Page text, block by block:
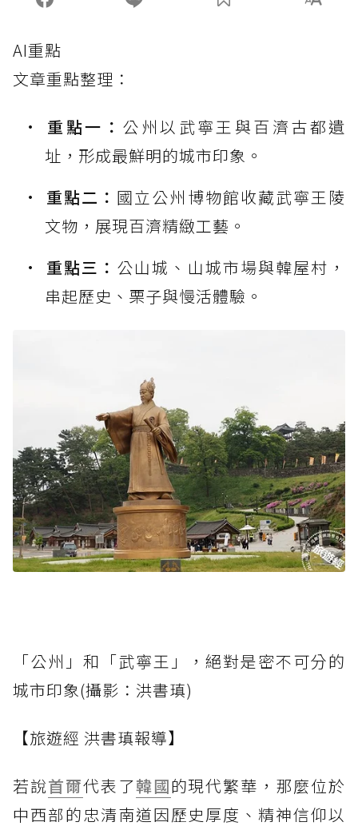
AI重點
文章重點整理：
重點一： 公州以武寧王與百濟古都遺
址，形成最鮮明的城市印象。
重點二： 國立公州博物館收藏武寧王陵
文物，展現百濟精緻工藝。
重點三： 公山城、山城市場與韓屋村，
串起歷史、栗子與慢活體驗。
「公州」和「武寧王」，絕對是密不可分的
城市印象(攝影：洪書瑱)
【旅遊經 洪書瑱報導】
若說首爾代表了韓國的現代繁華，那麼位於
中西部的忠清南道因歷史厚度、精神信仰以